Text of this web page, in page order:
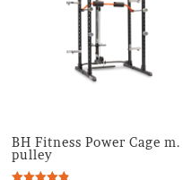
BH Fitness Power Cage m.
pulley